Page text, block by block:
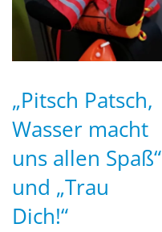
„Pitsch Patsch,
Wasser macht
uns allen Spaß“
und „Trau
Dich!“